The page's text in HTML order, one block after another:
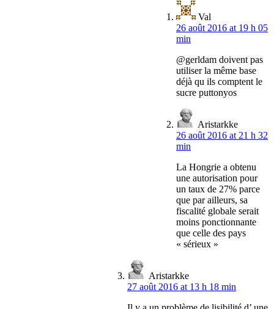
Val
26 août 2016 at 19 h 05
min
@gerldam doivent pas
utiliser la même base
déjà qu ils comptent le
sucre puttonyos
Aristarkke
26 août 2016 at 21 h 32
min
La Hongrie a obtenu
une autorisation pour
un taux de 27% parce
que par ailleurs, sa
fiscalité globale serait
moins ponctionnante
que celle des pays
« sérieux »
Aristarkke
27 août 2016 at 13 h 18 min